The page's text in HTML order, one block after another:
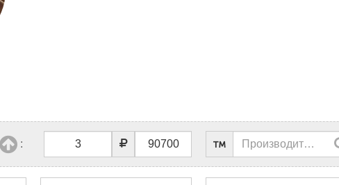
: